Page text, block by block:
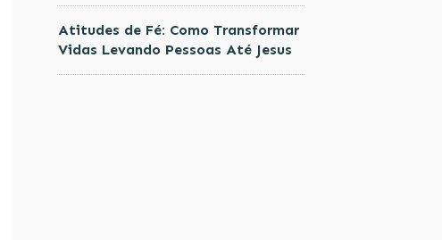
Atitudes de Fé: Como Transformar
Vidas Levando Pessoas Até Jesus